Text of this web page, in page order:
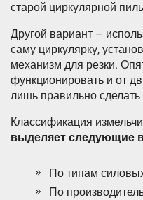
старой циркулярной
Другой вариант –
саму циркулярку,
механизм для резки.
функционировать и от
лишь правильно
Классификация
выделяет следующие
По типам
По